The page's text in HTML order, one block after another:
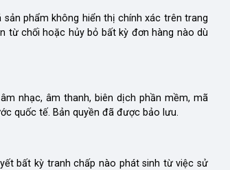
phẩm không hiển thị chính xác trên trang
từ chối hoặc hủy bỏ bất kỳ đơn hàng nào dù
nhạc, âm thanh, biên dịch phần mềm, mã
quốc tế. Bản quyền đã được bảo lưu.
bất kỳ tranh chấp nào phát sinh từ việc sử